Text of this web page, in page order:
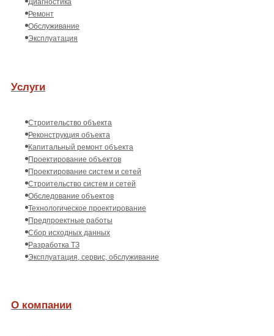
Диагностика
Ремонт
Обслуживание
Эксплуатация
Услуги
Строительство объекта
Реконструкция объекта
Капитальный ремонт объекта
Проектирование объектов
Проектирование систем и сетей
Строительство систем и сетей
Обследование объектов
Технологическое проектирование
Предпроектные работы
Сбор исходных данных
Разработка ТЗ
Эксплуатация, сервис, обслуживание
О компании